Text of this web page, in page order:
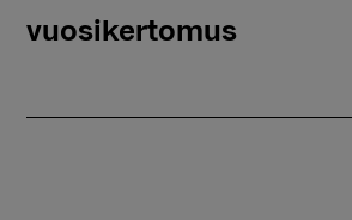
vuosikertomus